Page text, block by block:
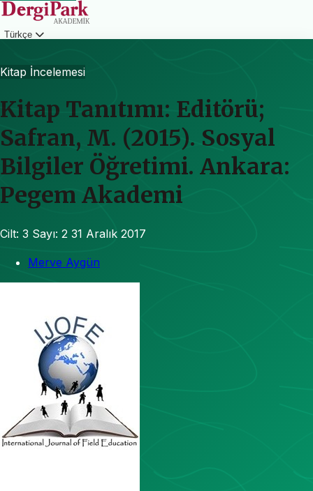
Türkçe
Kitap İncelemesi
Kitap Tanıtımı: Editörü;
Safran, M. (2015). Sosyal
Bilgiler Öğretimi. Ankara:
Pegem Akademi
Cilt: 3 Sayı: 2 31 Aralık 2017
Merve Aygün